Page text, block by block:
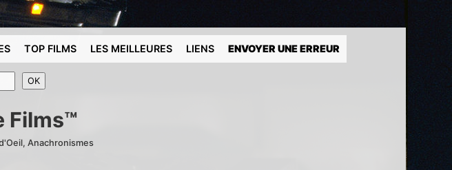
TOP FILMS LES MEILLEURES LIENS ENVOYER UNE ERREUR
Films™
Anachronismes